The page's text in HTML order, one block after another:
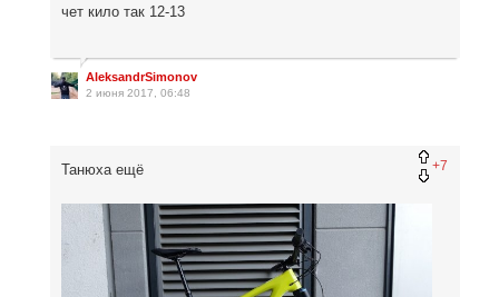
чет кило так 12-13
AleksandrSimonov
2 июня 2017, 06:48
+7
Танюха ещё